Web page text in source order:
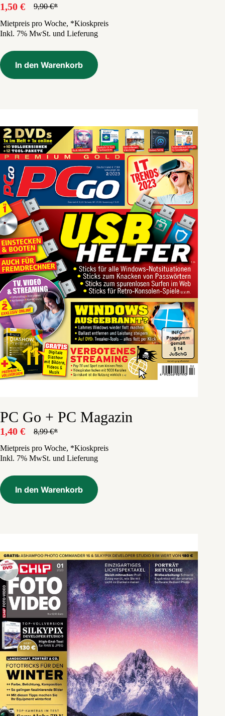
9,90€
Ursprünglicher
Preis
war:
1,50 €
Aktueller
Preis
ist:
Mietpreis pro Woche, *Kioskpreis
Inkl. 7% MwSt. und Lieferung
In den Warenkorb
PC Go + PC Magazin
8,99€
Ursprünglicher
Preis
war:
1,40 €
Aktueller
Preis
ist:
Mietpreis pro Woche, *Kioskpreis
Inkl. 7% MwSt. und Lieferung
In den Warenkorb